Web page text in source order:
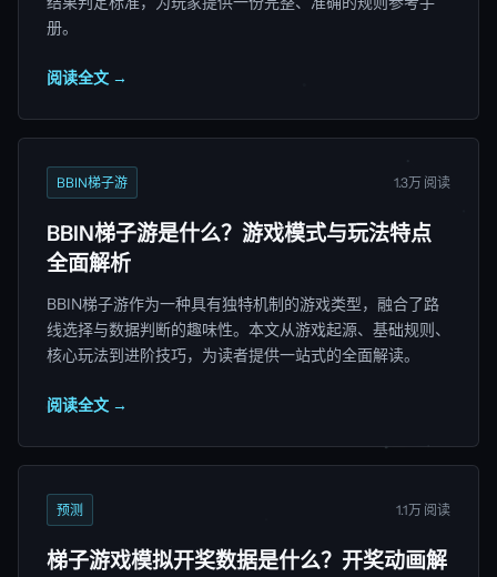
册。
阅读全文 →
BBIN梯子游 1.3万 阅读
BBIN梯子游是什么？游戏模式与玩法特点
全面解析
BBIN梯子游作为一种具有独特机制的游戏类型，融合了路
线选择与数据判断的趣味性。本文从游戏起源、基础规则、
核心玩法到进阶技巧，为读者提供一站式的全面解读。
阅读全文 →
预测 1.1万 阅读
梯子游戏模拟开奖数据是什么？开奖动画解